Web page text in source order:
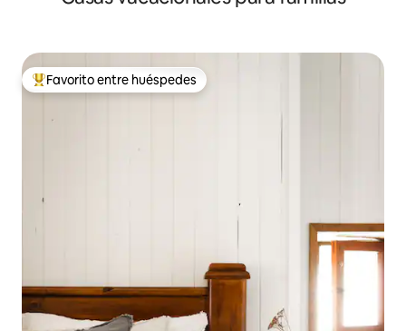
Favorito entre huéspedes preferido
Favorito entre huéspedes